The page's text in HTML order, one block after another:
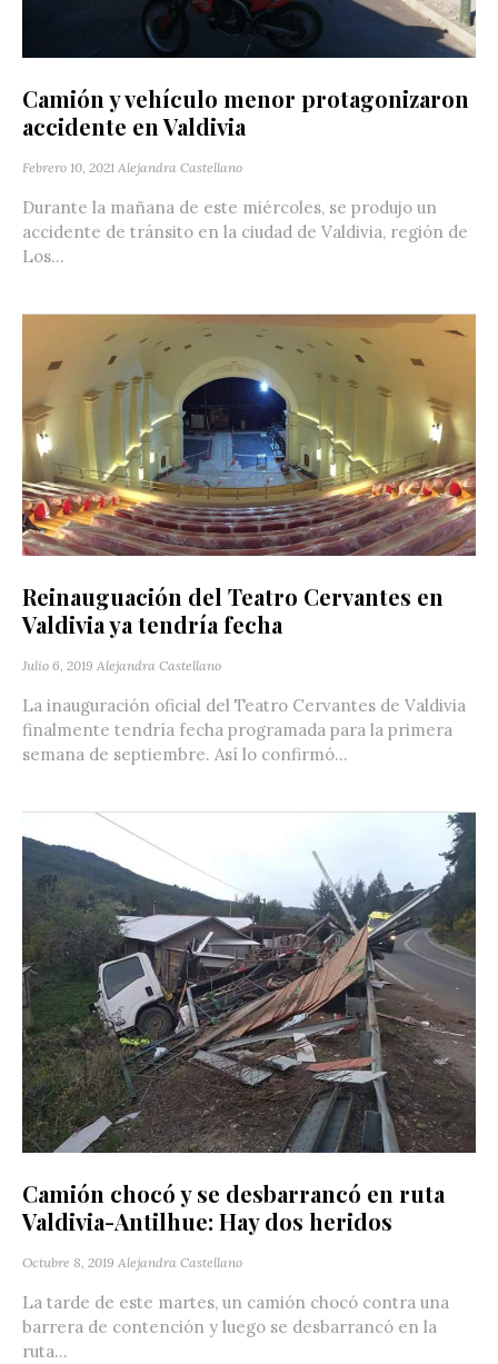
Camión y vehículo menor protagonizaron
accidente en Valdivia
Febrero 10, 2021 Alejandra Castellano
Durante la mañana de este miércoles, se produjo un
accidente de tránsito en la ciudad de Valdivia, región de
Los...
Reinauguación del Teatro Cervantes en
Valdivia ya tendría fecha
Julio 6, 2019 Alejandra Castellano
La inauguración oficial del Teatro Cervantes de Valdivia
finalmente tendría fecha programada para la primera
semana de septiembre. Así lo confirmó...
Camión chocó y se desbarrancó en ruta
Valdivia-Antilhue: Hay dos heridos
Octubre 8, 2019 Alejandra Castellano
La tarde de este martes, un camión chocó contra una
barrera de contención y luego se desbarrancó en la
ruta...